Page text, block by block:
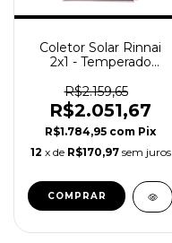
Coletor Solar Rinnai
2x1 - Temperado
INMETRO A
R$2.159,65
R$2.051,67
R$1.784,95 com Pix
12 x de R$170,97 sem juros